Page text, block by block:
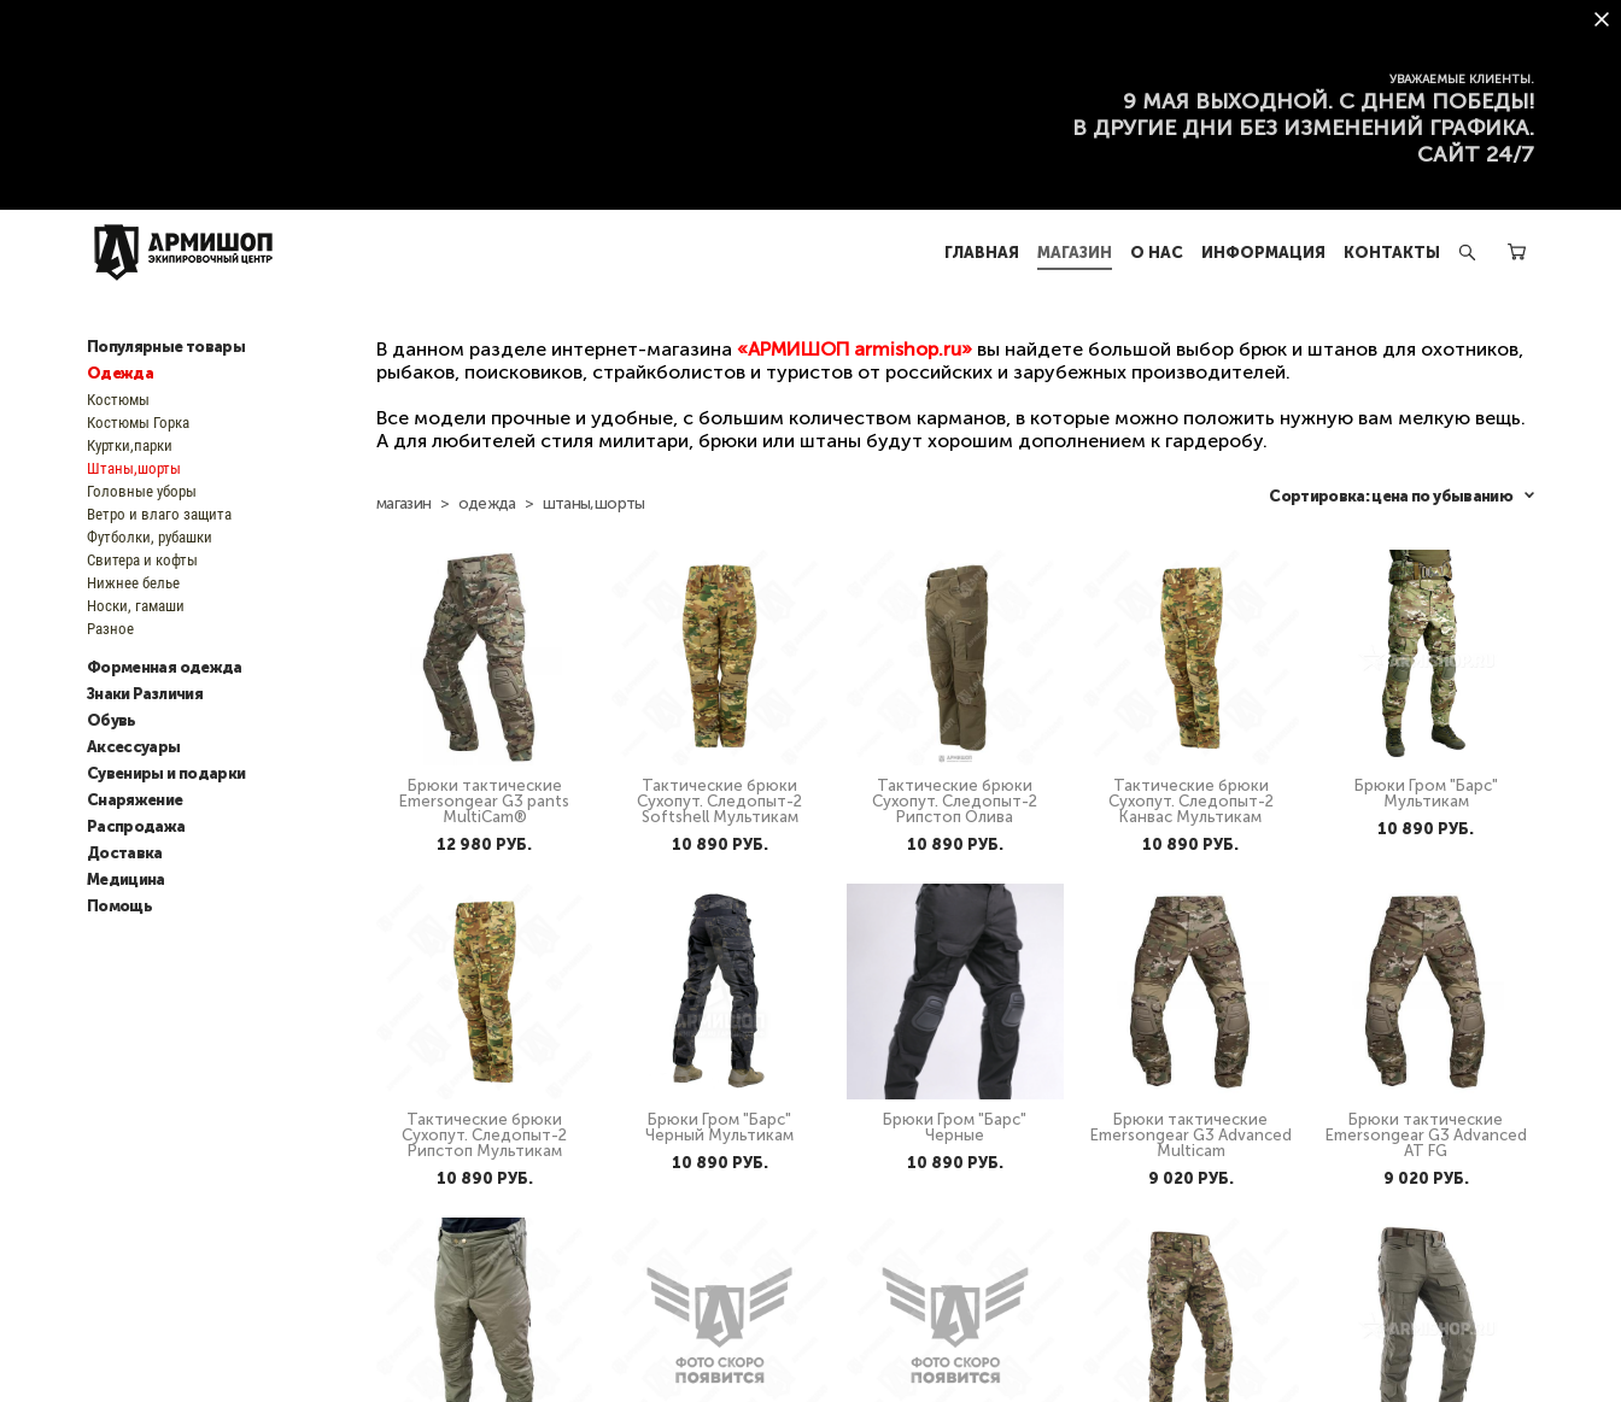
УВАЖАЕМЫЕ КЛИЕНТЫ.
9 МАЯ ВЫХОДНОЙ. С ДНЕМ ПОБЕДЫ!
В ДРУГИЕ ДНИ БЕЗ ИЗМЕНЕНИЙ ГРАФИКА.
САЙТ 24/7
ГЛАВНАЯ МАГАЗИН О НАС ИНФОРМАЦИЯ КОНТАКТЫ
Популярные товары
Одежда
Костюмы
Костюмы Горка
Куртки,парки
Штаны,шорты
Головные уборы
Ветро и влаго защита
Футболки, рубашки
Свитера и кофты
Нижнее белье
Носки, гамаши
Разное
Форменная одежда
Знаки Различия
Обувь
Аксессуары
Сувениры и подарки
Снаряжение
Распродажа
Доставка
Медицина
Помощь
В данном разделе интернет-магазина «АРМИШОП armishop.ru» вы найдете большой выбор брюк и штанов для охотников,
рыбаков, поисковиков, страйкболистов и туристов от российских и зарубежных производителей.
Все модели прочные и удобные, с большим количеством карманов, в которые можно положить нужную вам мелкую вещь.
А для любителей стиля милитари, брюки или штаны будут хорошим дополнением к гардеробу.
магазин > одежда > штаны,шорты Сортировка:цена по убыванию
Брюки тактические
Emersongear G3 pants
MultiCam®
12 980 PУБ.
Тактические брюки
Сухопут. Следопыт-2
Softshell Мультикам
10 890 PУБ.
Тактические брюки
Сухопут. Следопыт-2
Рипстоп Олива
10 890 PУБ.
Тактические брюки
Сухопут. Следопыт-2
Канвас Мультикам
10 890 PУБ.
Брюки Гром "Барс"
Мультикам
10 890 PУБ.
Тактические брюки
Сухопут. Следопыт-2
Рипстоп Мультикам
10 890 PУБ.
Брюки Гром "Барс"
Черный Мультикам
10 890 PУБ.
Брюки Гром "Барс"
Черные
10 890 PУБ.
Брюки тактические
Emersongear G3 Advanced
Multicam
9 020 PУБ.
Брюки тактические
Emersongear G3 Advanced
AT FG
9 020 PУБ.